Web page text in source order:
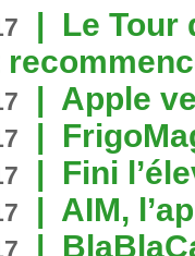
| Le Tour
| Apple
|
| Fini
| AIM,
|